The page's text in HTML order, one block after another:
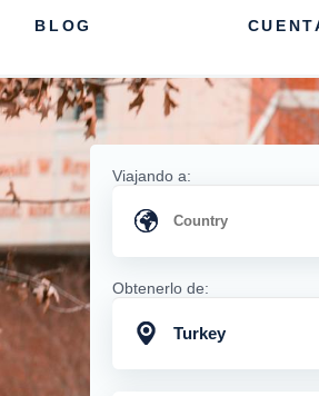
BLOG
Viajando a:
Obtenerlo de:
Turkey